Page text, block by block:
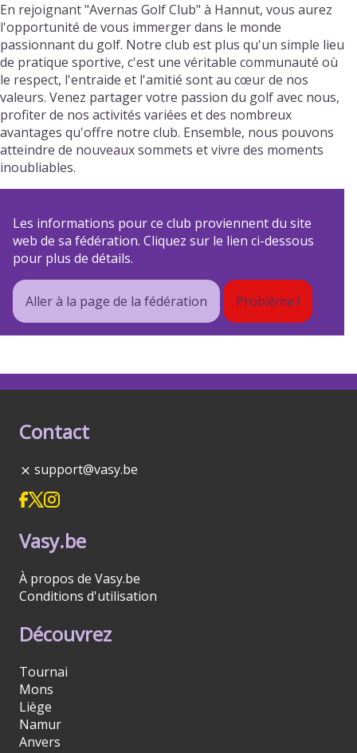
En rejoignant "Avernas Golf Club" à Hannut, vous aurez
l'opportunité de vous immerger dans le monde
passionnant du golf. Notre club est plus qu'un simple lieu
de pratique sportive, c'est une véritable communauté où
le respect, l'entraide et l'amitié sont au cœur de nos
valeurs. Venez partager votre passion du golf avec nous,
profiter de nos activités variées et des nombreux
avantages qu'offre notre club. Ensemble, nous pouvons
atteindre de nouveaux sommets et vivre des moments
inoubliables.
Les informations pour ce club proviennent du site
web de sa fédération. Cliquez sur le lien ci-dessous
pour plus de détails.
Aller à la page de la fédération Problème !
Contact
support@vasy.be
Vasy.be
À propos de Vasy.be
Conditions d'utilisation
Découvrez
Tournai
Mons
Liège
Namur
Anvers